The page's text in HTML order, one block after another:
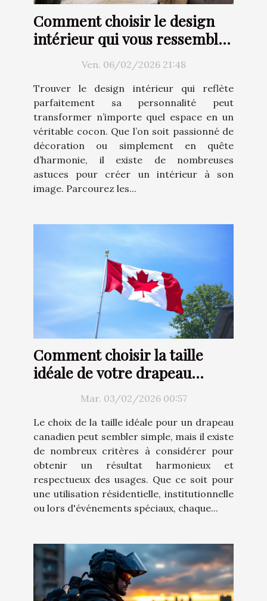
Comment choisir le design
intérieur qui vous ressemble
Ven. 06/02/2026 21:48
Trouver le design intérieur qui reflète
parfaitement sa personnalité peut
transformer n’importe quel espace en un
véritable cocon. Que l’on soit passionné de
décoration ou simplement en quête
d’harmonie, il existe de nombreuses
astuces pour créer un intérieur à son
image. Parcourez les...
Comment choisir la taille
idéale de votre drapeau
canadien ?Mar. 03/02/2026 00:57
Le choix de la taille idéale pour un drapeau
canadien peut sembler simple, mais il existe
de nombreux critères à considérer pour
obtenir un résultat harmonieux et
respectueux des usages. Que ce soit pour
une utilisation résidentielle, institutionnelle
ou lors d'événements spéciaux, chaque...